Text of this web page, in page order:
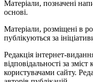
Матеріали, позначені
основі.
Матеріали, розміщені в
публікуються за
Редакція інтернет-
відповідальності за
користувачами сайту.